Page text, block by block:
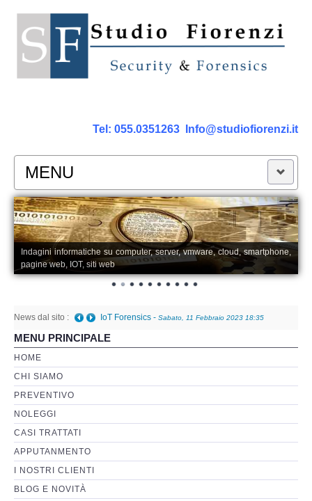
Tel: 055.0351263 Info@studiofiorenzi.it
MENU
PERIZIE
Perizia Computer
Perizia Smartphone Tablet,Cell.
Perizia Rete dati
Perizia Basi di Dati
Perizia Immagini e Video
Perzia su Software/Programmi
Perizia Fonica e Trascrizioni
Perizia su Social Network
Indagini informatiche su computer, server, vmware, cloud, smartphone,
pagine web, IOT, siti web
News dal sito : IoT Forensics - Sabato, 11 Febbraio 2023 18:35
MENU PRINCIPALE
HOME
CHI SIAMO
PREVENTIVO
NOLEGGI
CASI TRATTATI
APPUTANMENTO
I NOSTRI CLIENTI
BLOG E NOVITÀ